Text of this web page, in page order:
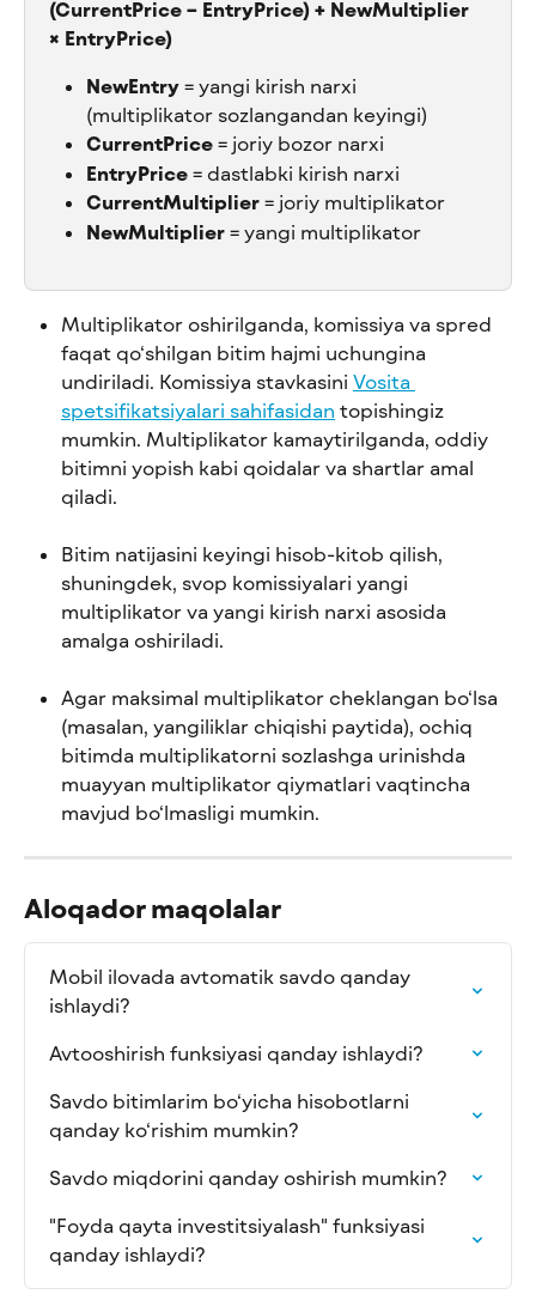
(CurrentPrice − EntryPrice) + NewMultiplier
× EntryPrice)
NewEntry = yangi kirish narxi
(multiplikator sozlangandan keyingi)
CurrentPrice = joriy bozor narxi
EntryPrice = dastlabki kirish narxi
CurrentMultiplier = joriy multiplikator
NewMultiplier = yangi multiplikator
Multiplikator oshirilganda, komissiya va spred
faqat qo‘shilgan bitim hajmi uchungina
undiriladi. Komissiya stavkasini Vosita
spetsifikatsiyalari sahifasidan topishingiz
mumkin. Multiplikator kamaytirilganda, oddiy
bitimni yopish kabi qoidalar va shartlar amal
qiladi.
Bitim natijasini keyingi hisob-kitob qilish,
shuningdek, svop komissiyalari yangi
multiplikator va yangi kirish narxi asosida
amalga oshiriladi.
Agar maksimal multiplikator cheklangan bo‘lsa
(masalan, yangiliklar chiqishi paytida), ochiq
bitimda multiplikatorni sozlashga urinishda
muayyan multiplikator qiymatlari vaqtincha
mavjud bo‘lmasligi mumkin.
Aloqador maqolalar
Mobil ilovada avtomatik savdo qanday
ishlaydi?
Avtooshirish funksiyasi qanday ishlaydi?
Savdo bitimlarim bo‘yicha hisobotlarni
qanday ko‘rishim mumkin?
Savdo miqdorini qanday oshirish mumkin?
"Foyda qayta investitsiyalash" funksiyasi
qanday ishlaydi?